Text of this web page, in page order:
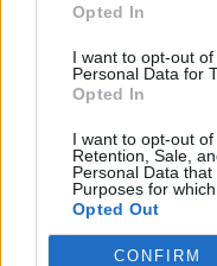
Opted In
I want to opt-out
Personal Data for
Opted In
I want to opt-out of
Retention, Sale,
Personal Data
Purposes for
Opted Out
CONFIRM
15/05/2025 - 08:57